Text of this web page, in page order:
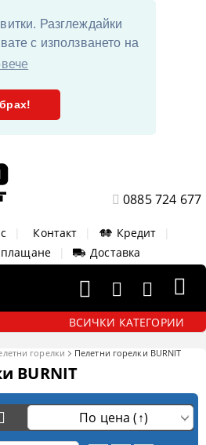
Разглеждайки
с използването на
0885 724 677
Контакт Кредит
Доставка
ВСИЧКИ КАТЕГОРИИ
горелки Пелетни горелки BURNIT
BURNIT